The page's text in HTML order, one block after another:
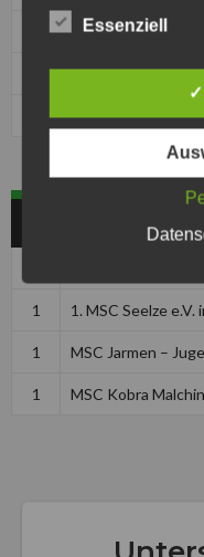
MSC Kobra Malchin
MSC Pattensen
MSF Tornado
1 1. MSC Seelze
1 MSC Jarmen –
1 MSC Kobra
Essenziell